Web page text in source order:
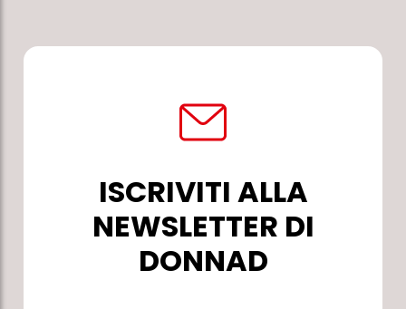
ISCRIVITI ALLA
NEWSLETTER DI
DONNAD